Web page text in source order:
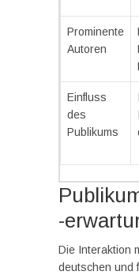
Prominente
Autoren
Einfluss
des
Publikums
-
Die Interaktion
deutschen und